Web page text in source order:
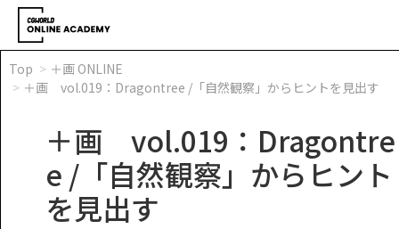
Top
＋画 ONLINE
＋画 vol.019：Dragontree /「自然観察」からヒントを見出す
＋画 vol.019：Dragontre
e /「自然観察」からヒント
を見出す